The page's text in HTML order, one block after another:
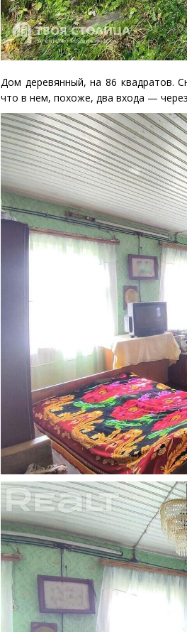
Дом деревянный, на 86 квадратов.
что в нем, похоже, два входа —